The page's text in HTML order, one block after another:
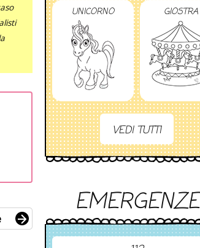
UNICORNO GIOSTRA
VEDI TUTTI
EMERGENZE